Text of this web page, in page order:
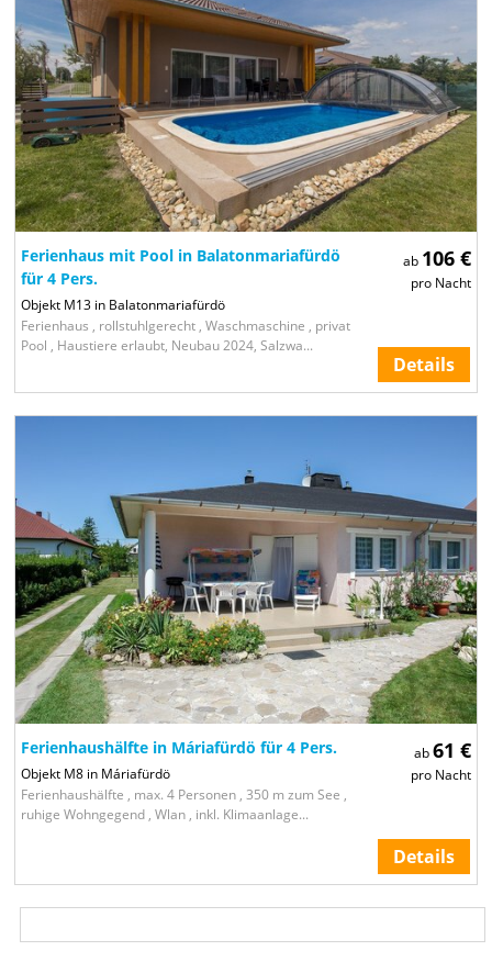
ab 106 €
pro Nacht
Ferienhaus mit Pool in Balatonmariafürdö
für 4 Pers.
Objekt M13 in Balatonmariafürdö
Ferienhaus , rollstuhlgerecht , Waschmaschine , privat
Pool , Haustiere erlaubt, Neubau 2024, Salzwa...
Details
ab61 €
pro Nacht
Ferienhaushälfte in Máriafürdö für 4 Pers.
Objekt M8 in Máriafürdö
Ferienhaushälfte , max. 4 Personen , 350 m zum See ,
ruhige Wohngegend , Wlan , inkl. Klimaanlage...
Details